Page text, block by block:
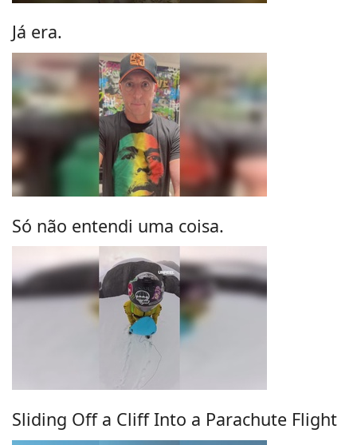
Já era.
Só não entendi uma coisa.
Sliding Off a Cliff Into a Parachute Flight